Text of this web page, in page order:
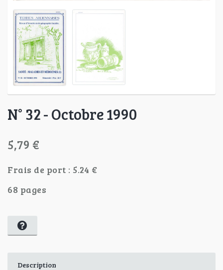
N° 32 - Octobre 1990
5,79 €
Frais de port : 5.24 €
68 pages
Description